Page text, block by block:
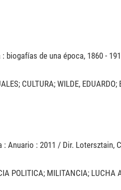
de una época, 1860 -
CULTURA; WILDE,
Anuario : 2011 / Dir. Lotersztain,
POLITICA; MILITANCIA; LUCHA